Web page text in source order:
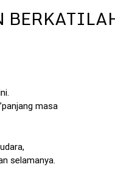
masa
selamanya.